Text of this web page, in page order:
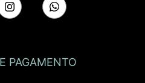
PAGAMENTO